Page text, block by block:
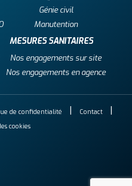
Génie civil
Manutention
MESURES SANITAIRES
Nos engagements sur site
Nos engagements en agence
de confidentialité
Contact
cookies